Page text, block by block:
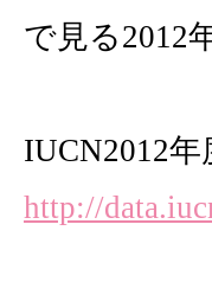
で見る2012
IUCN2012
http://